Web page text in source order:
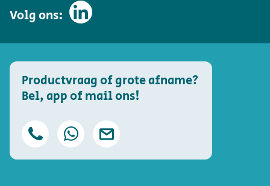
Volg ons:
Productvraag of grote afname?
Bel, app of mail ons!